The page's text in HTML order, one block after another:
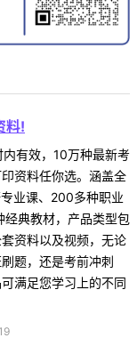
料!
有效，10万种最新考
资料任你选。涵盖全
业课、200多种职业
典教材，产品类型包
资料以及视频，无论
题，还是考前冲刺
满足您学习上的不同